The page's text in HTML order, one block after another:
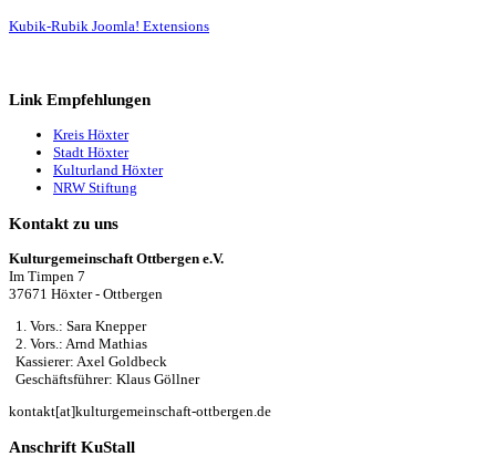
Kubik-Rubik Joomla! Extensions
Link Empfehlungen
Kreis Höxter
Stadt Höxter
Kulturland Höxter
NRW Stiftung
Kontakt zu uns
Kulturgemeinschaft Ottbergen e.V.
Im Timpen 7
37671 Höxter - Ottbergen
1. Vors.: Sara Knepper
2. Vors.: Arnd Mathias
Kassierer: Axel Goldbeck
Geschäftsführer: Klaus Göllner
kontakt[at]kulturgemeinschaft-ottbergen.de
Anschrift KuStall